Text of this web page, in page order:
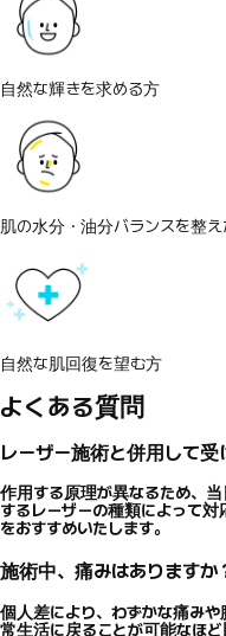
自然な輝きを求める方
肌の水分・油分バランスを整
自然な肌回復を望む方
よくある質問
レーザー施術と併用して受
作用する原理が異なるため、
するレーザーの種類によって
をおすすめいたします。
施術中、痛みはありますか
個人差により、わずかな痛み
常生活に戻ることが可能なほ